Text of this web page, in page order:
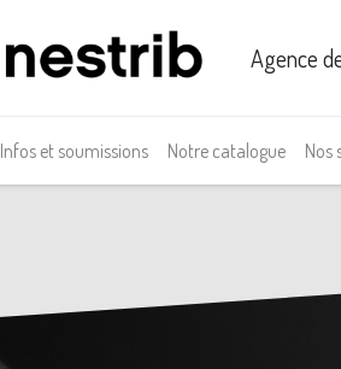
Agence
Infos et soumissions Notre catalogue Nos